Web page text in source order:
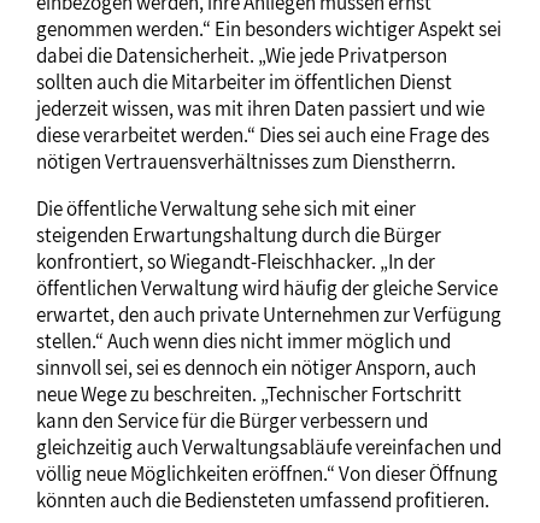
genommen werden.“ Ein besonders wichtiger Aspekt sei
dabei die Datensicherheit. „Wie jede Privatperson
sollten auch die Mitarbeiter im öffentlichen Dienst
jederzeit wissen, was mit ihren Daten passiert und wie
diese verarbeitet werden.“ Dies sei auch eine Frage des
nötigen Vertrauensverhältnisses zum Dienstherrn.
Die öffentliche Verwaltung sehe sich mit einer
steigenden Erwartungshaltung durch die Bürger
konfrontiert, so Wiegandt-Fleischhacker. „In der
öffentlichen Verwaltung wird häufig der gleiche Service
erwartet, den auch private Unternehmen zur Verfügung
stellen.“ Auch wenn dies nicht immer möglich und
sinnvoll sei, sei es dennoch ein nötiger Ansporn, auch
neue Wege zu beschreiten. „Technischer Fortschritt
kann den Service für die Bürger verbessern und
gleichzeitig auch Verwaltungsabläufe vereinfachen und
völlig neue Möglichkeiten eröffnen.“ Von dieser Öffnung
könnten auch die Bediensteten umfassend profitieren.